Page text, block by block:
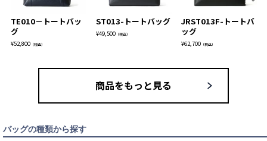
TE010－トートバッ
グ
¥52,800 （税込）
ST013-トートバッグ
¥49,500 （税込）
JRST013F-トートバ
ッグ
¥62,700 （税込）
商品をもっと見る
バッグの種類から探す